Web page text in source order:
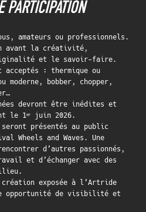
PARTICIPATION
amateurs ou professionnels.
avant la créativité,
et le savoir-faire.
: thermique ou
moderne, bobber, chopper,
devront être inédites et
le 1ᵉʳ juin 2026.
présentés au public
Wheels and Waves. Une
d’autres passionnés,
et d’échanger avec des
création exposée à l’Artride
opportunité de visibilité et